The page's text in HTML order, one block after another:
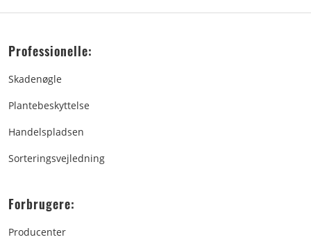
Professionelle:
Skadenøgle
Plantebeskyttelse
Handelspladsen
Sorteringsvejledning
Forbrugere:
Producenter